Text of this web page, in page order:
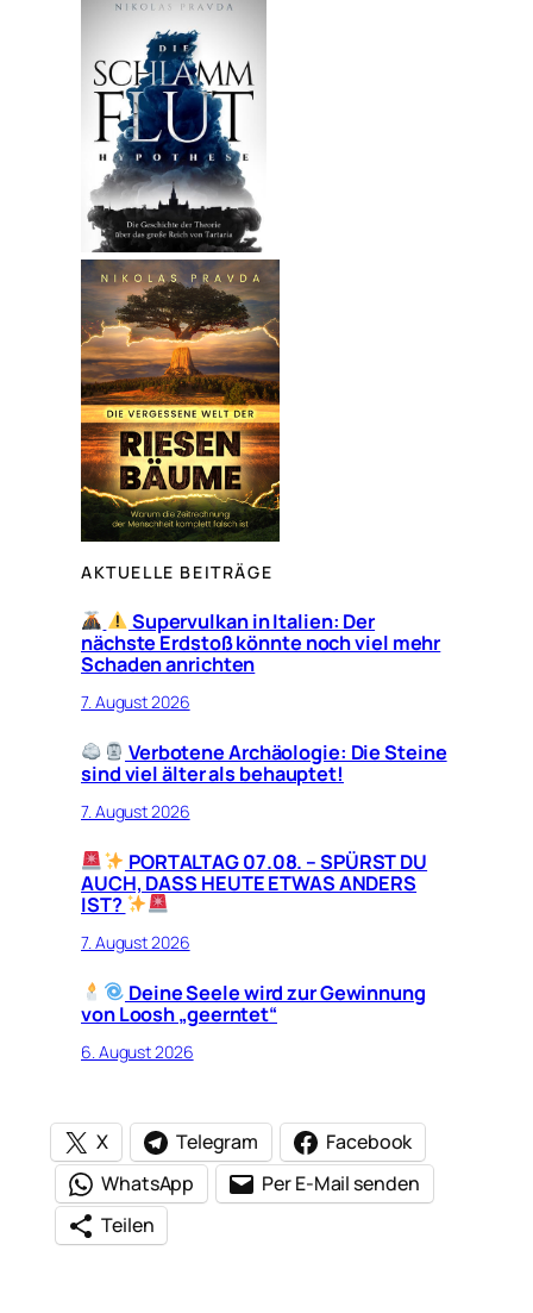
AKTUELLE BEITRÄGE
Supervulkan in Italien: Der
nächste Erdstoß könnte noch viel mehr
Schaden anrichten
7. August 2026
Verbotene Archäologie: Die Steine
sind viel älter als behauptet!
7. August 2026
PORTALTAG 07.08. – SPÜRST DU
AUCH, DASS HEUTE ETWAS ANDERS
IST?
7. August 2026
Deine Seele wird zur Gewinnung
von Loosh „geerntet“
6. August 2026
X Telegram
Facebook
WhatsApp
Per E-Mail senden
Teilen